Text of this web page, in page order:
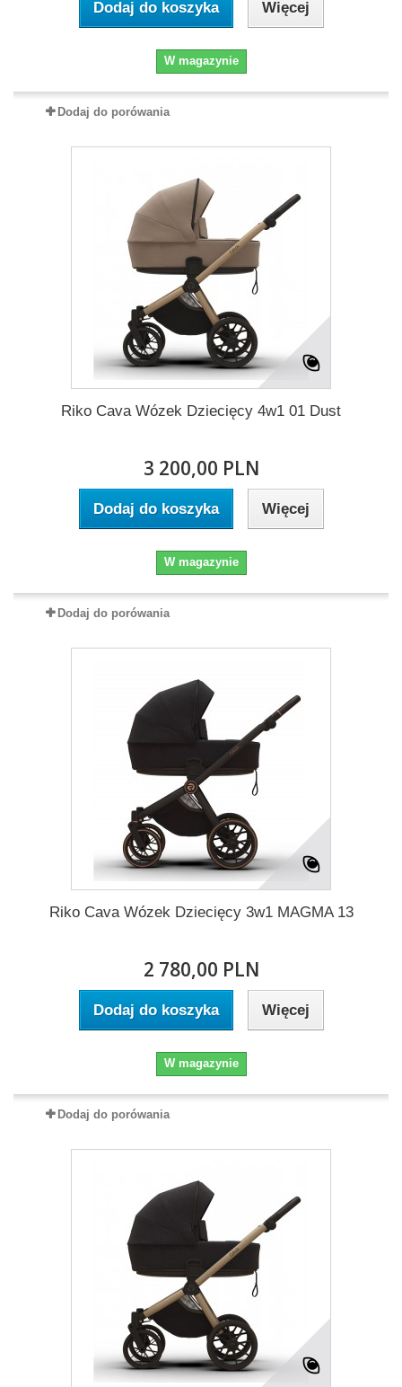
Dodaj do koszyka Więcej
W magazynie
Dodaj do porówania
Riko Cava Wózek Dziecięcy 4w1 01 Dust
3 200,00 PLN
Dodaj do koszyka Więcej
W magazynie
Dodaj do porówania
Riko Cava Wózek Dziecięcy 3w1 MAGMA 13
2 780,00 PLN
Dodaj do koszyka Więcej
W magazynie
Dodaj do porówania